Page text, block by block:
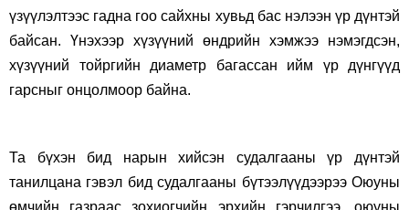
үзүүлэлтээс гадна гоо сайхны хувьд бас нэлээн үр дүнтэй
байсан. Үнэхээр хүзүүний өндрийн хэмжээ нэмэгдсэн,
хүзүүний тойргийн диаметр багассан ийм үр дүнгүүд
гарсныг онцолмоор байна.
Та бүхэн бид нарын хийсэн судалгааны үр дүнтэй
танилцана гэвэл бид судалгааны бүтээлүүдээрээ Оюуны
өмчийн газраас зохиогчийн эрхийн гэрчилгээ, оюуны